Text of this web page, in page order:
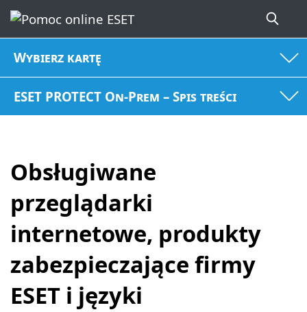
Wybierz kartę
ESET PROTECT On-Prem – Spis treści
Obsługiwane
przeglądarki
internetowe, produkty
zabezpieczające firmy
ESET i języki